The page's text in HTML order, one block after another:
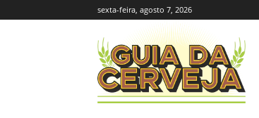
sexta-feira, agosto 7, 2026